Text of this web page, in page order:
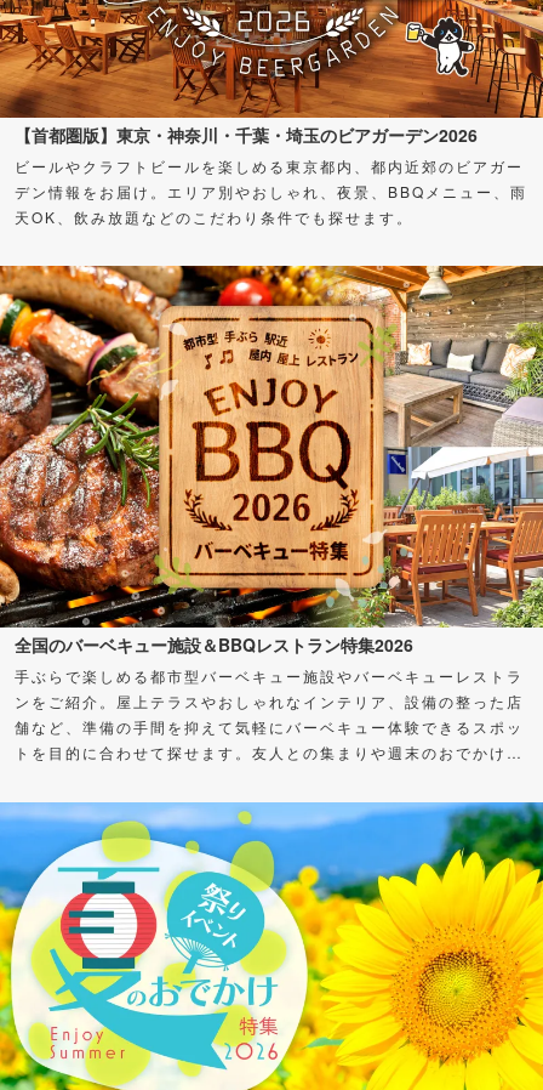
【首都圏版】東京・神奈川・千葉・埼玉のビアガーデン2026
ビールやクラフトビールを楽しめる東京都内、都内近郊のビアガー
デン情報をお届け。エリア別やおしゃれ、夜景、BBQメニュー、雨
天OK、飲み放題などのこだわり条件でも探せます。
全国のバーベキュー施設＆BBQレストラン特集2026
手ぶらで楽しめる都市型バーベキュー施設やバーベキューレストラ
ンをご紹介。屋上テラスやおしゃれなインテリア、設備の整った店
舗など、準備の手間を抑えて気軽にバーベキュー体験できるスポッ
トを目的に合わせて探せます。友人との集まりや週末のおでかけ